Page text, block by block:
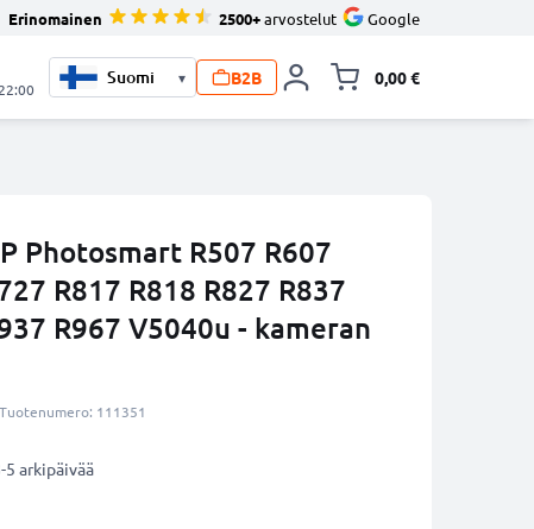
Erinomainen 2500+arvostelut Google
▾ B2B 0,00 €
Photosmart R507 R607
R817 R818 R827 R837
R967 V5040u - kameran
Tuotenumero: 111351
arkipäivää